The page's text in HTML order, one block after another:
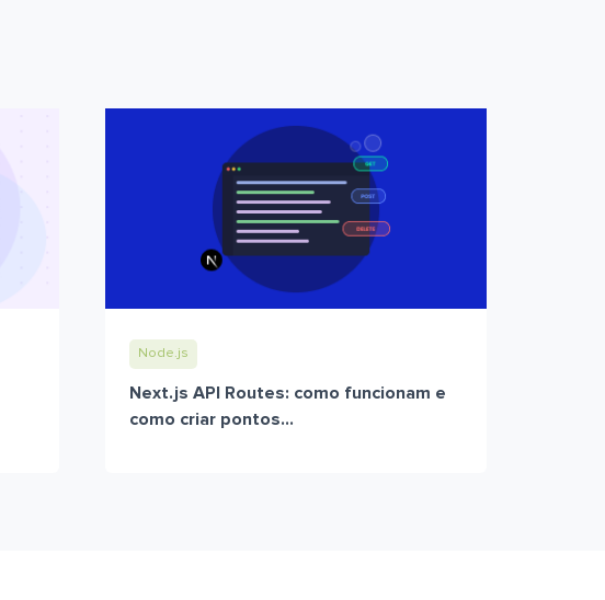
Node.js
Next.js API Routes: como funcionam e
como criar pontos...